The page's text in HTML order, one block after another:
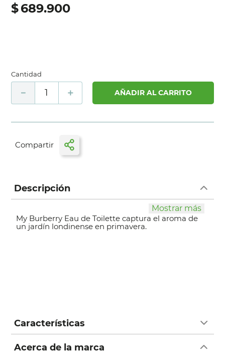
$689.900
Cantidad
＋
－ AÑADIR AL CARRITO
Descripción
My Burberry Eau de Toilette captura el aroma de
un jardín londinense en primavera.
Mostrar más
Características
Acerca de la marca